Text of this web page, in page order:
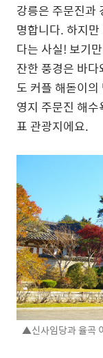
강릉은 주문진과
명합니다. 하지
다는 사실! 보기
잔한 풍경은 바
도 커플 해돋이
영지 주문진 해
표 관광지에요.
▲신사임당과 율곡